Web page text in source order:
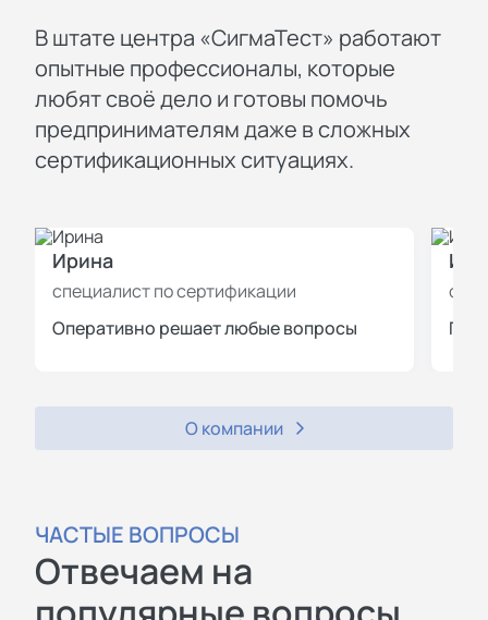
В штате центра «СигмаТест» работают
опытные профессионалы, которые
любят своё дело и готовы помочь
предпринимателям даже в сложных
сертификационных ситуациях.
Ирина
специалист по сертификации
Оперативно решает любые вопросы
О компании
ЧАСТЫЕ ВОПРОСЫ
Отвечаем на